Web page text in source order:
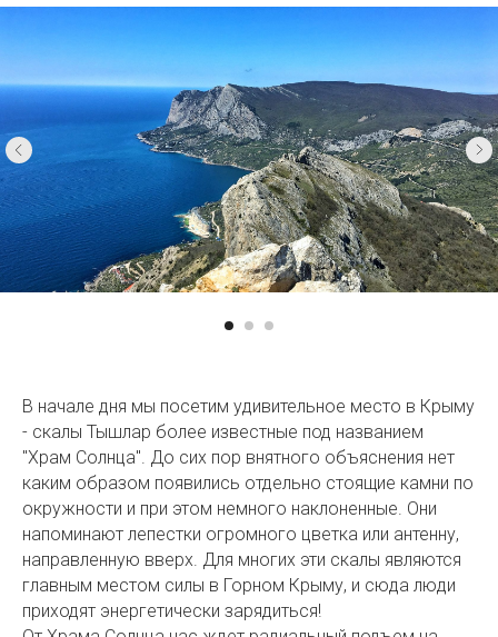
В начале дня мы посетим удивительное место в Крыму
- скалы Тышлар более известные под названием
"Храм Солнца". До сих пор внятного объяснения нет
каким образом появились отдельно стоящие камни по
окружности и при этом немного наклоненные. Они
напоминают лепестки огромного цветка или антенну,
направленную вверх. Для многих эти скалы являются
главным местом силы в Горном Крыму, и сюда люди
приходят энергетически зарядиться!